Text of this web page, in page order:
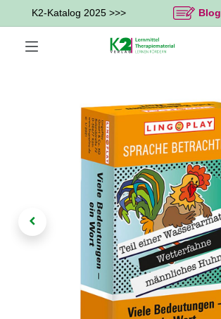
K2-Katalog 2025 >>> Blog